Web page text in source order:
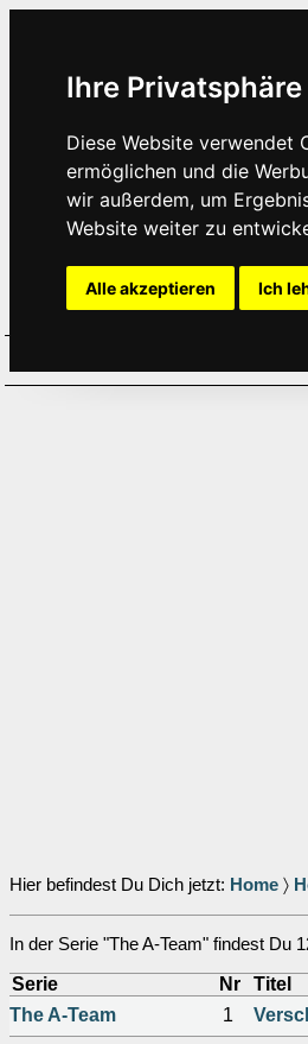
Ihre
Diese Website verwendet
ermöglichen und die
wir außerdem, um
Website weiter zu
Alle akzeptieren Ich
Hier befindest Du Dich jetzt: Home 〉
In der Serie "The A-Team" findest Du
Serie Nr
Titel
The A-Team
1